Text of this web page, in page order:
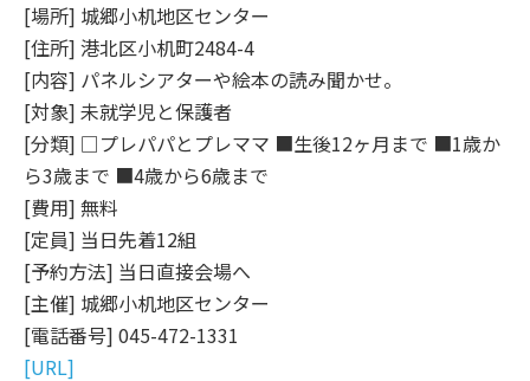
[場所] 城郷小机地区センター
[住所] 港北区小机町2484-4
[内容] パネルシアターや絵本の読み聞かせ。
[対象] 未就学児と保護者
[分類] □プレパパとプレママ ■生後12ヶ月まで ■1歳か
ら3歳まで ■4歳から6歳まで
[費用] 無料
[定員] 当日先着12組
[予約方法] 当日直接会場へ
[主催] 城郷小机地区センター
[電話番号] 045-472-1331
[URL]